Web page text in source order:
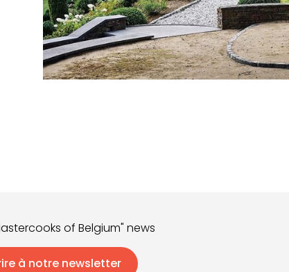
of Belgium" news
à notre newsletter